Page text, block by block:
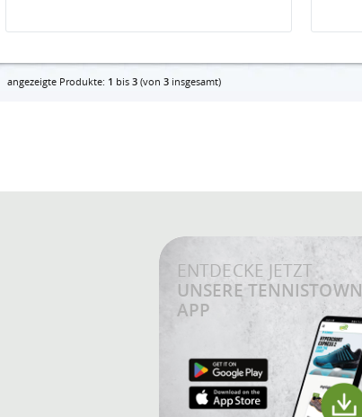
angezeigte Produkte: 1 bis 3 (von 3 insgesamt)
ENTDECKE JETZT
UNSERE TENNISTOWN
APP